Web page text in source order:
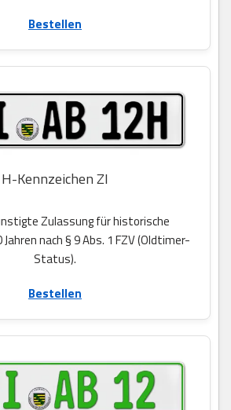
Bestellen
H-Kennzeichen ZI
Zulassung für historische
nach § 9 Abs. 1 FZV (Oldtimer-
Status).
Bestellen